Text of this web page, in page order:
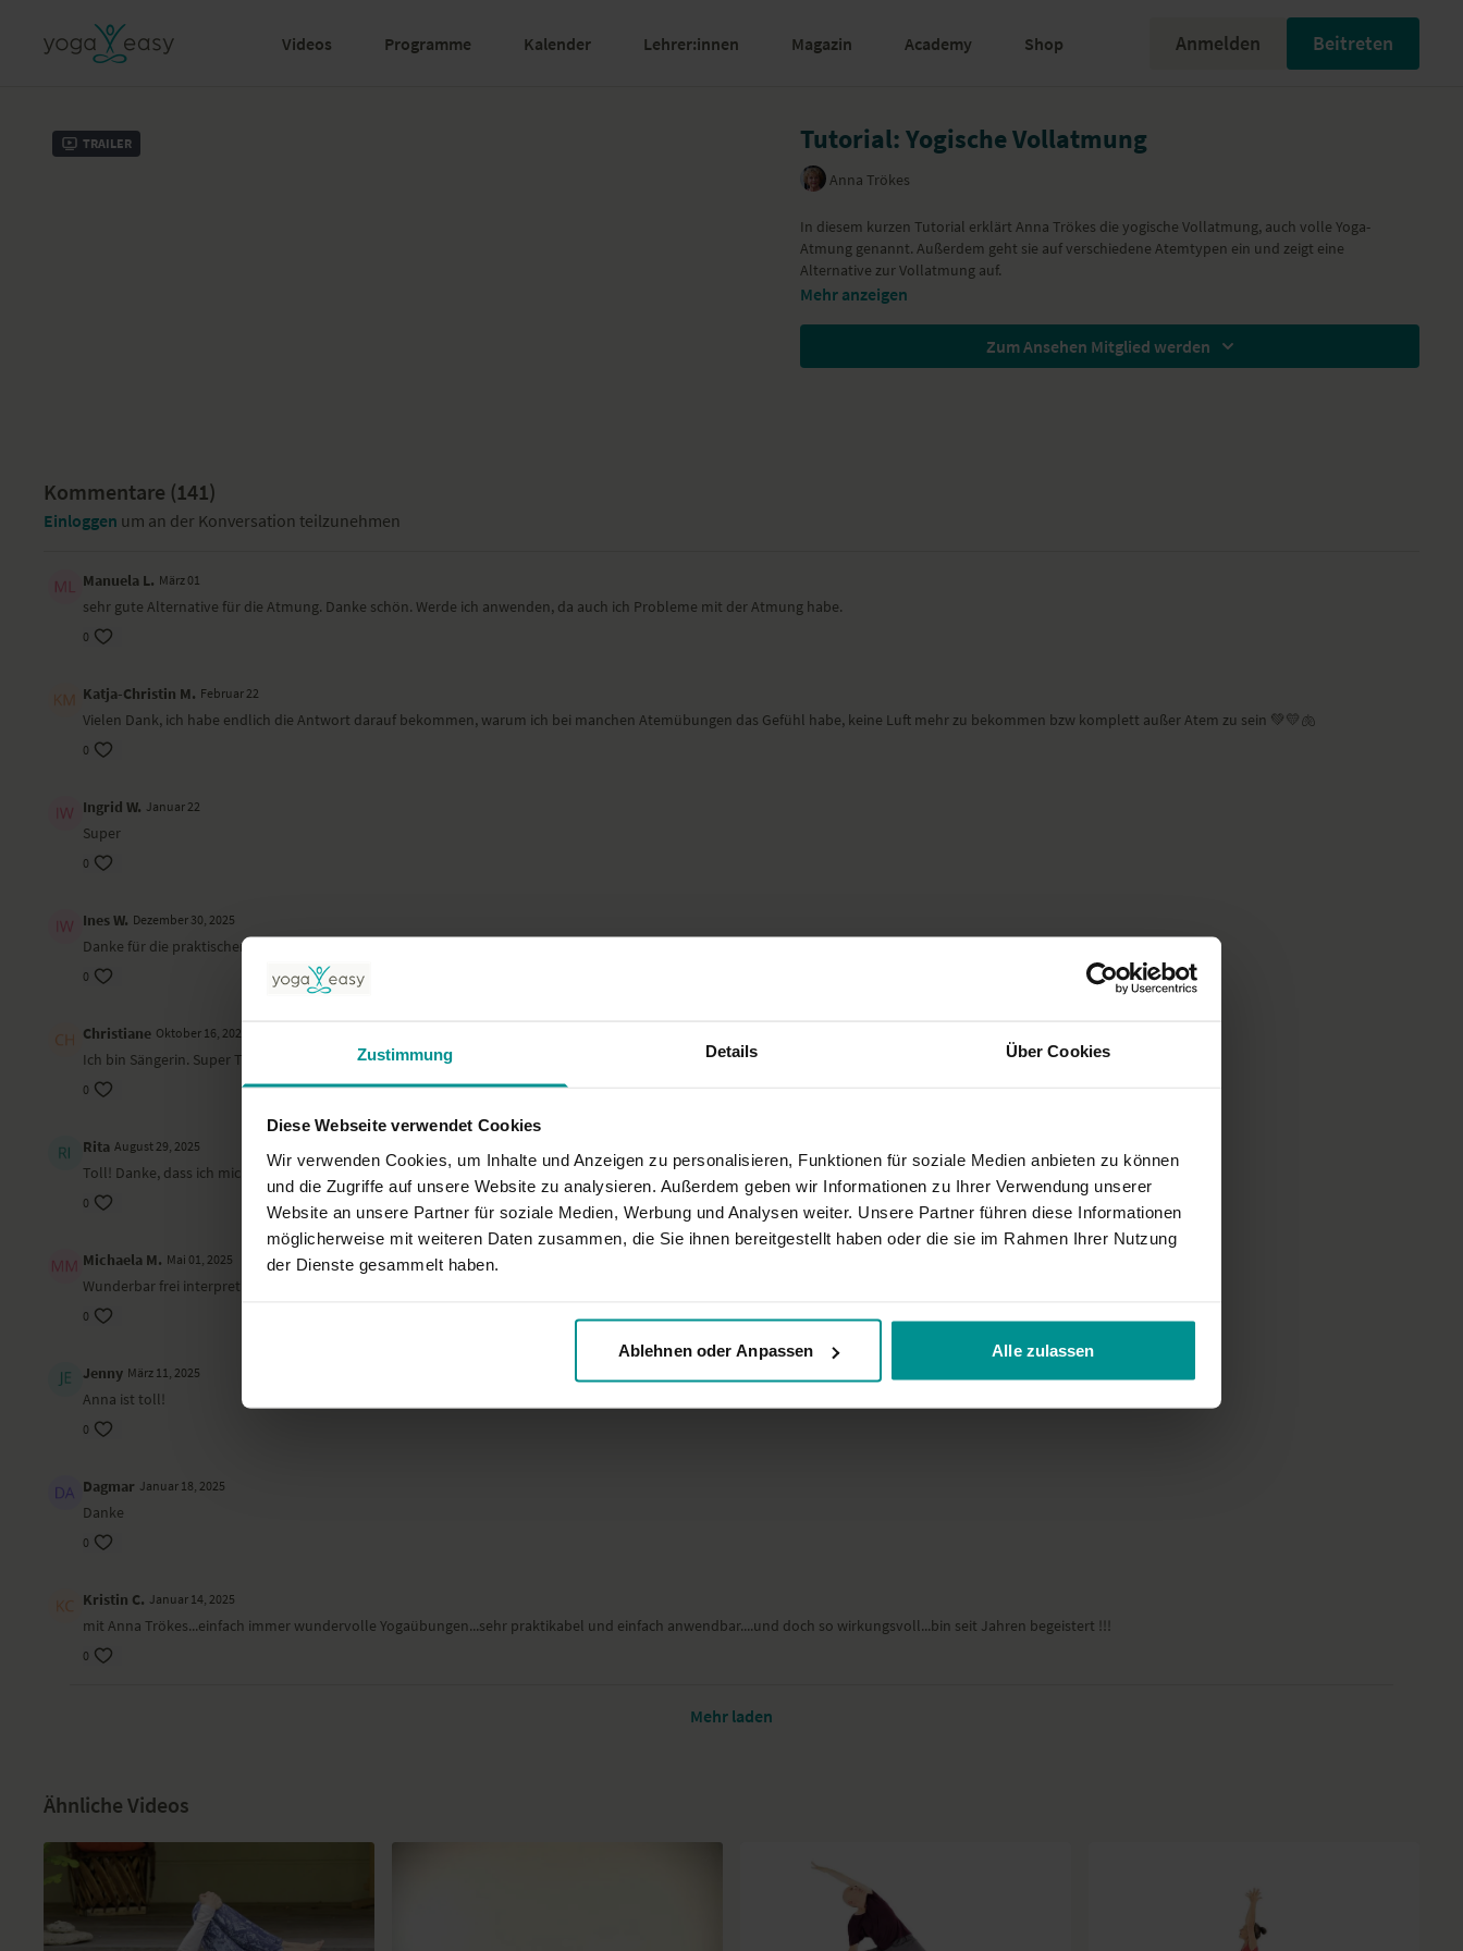
Zustimmung Details Über Cookies
Diese Webseite verwendet Cookies
Wir verwenden Cookies, um Inhalte und Anzeigen zu personalisieren, Funktionen für soziale Medien anbieten zu können
und die Zugriffe auf unsere Website zu analysieren. Außerdem geben wir Informationen zu Ihrer Verwendung unserer
Website an unsere Partner für soziale Medien, Werbung und Analysen weiter. Unsere Partner führen diese Informationen
möglicherweise mit weiteren Daten zusammen, die Sie ihnen bereitgestellt haben oder die sie im Rahmen Ihrer Nutzung
der Dienste gesammelt haben.
Ablehnen oder Anpassen Alle zulassen
Videos Programme Kalender Lehrer:innen Magazin Academy Shop Anmelden Beitreten
Trailer Tutorial: Yogische Vollatmung
Anna Trökes
In diesem kurzen Tutorial erklärt Anna Trökes die yogische Vollatmung, auch volle Yoga-
Atmung genannt. Außerdem geht sie auf verschiedene Atemtypen ein und zeigt eine
Alternative zur Vollatmung auf.
Mehr anzeigen
Zum Ansehen Mitglied werden
Kommentare (141)
Einloggen um an der Konversation teilzunehmen
Manuela L. März 01
sehr gute Alternative für die Atmung. Danke schön. Werde ich anwenden, da auch ich Probleme mit der Atmung habe.
0
Katja-Christin M. Februar 22
Vielen Dank, ich habe endlich die Antwort darauf bekommen, warum ich bei manchen Atemübungen das Gefühl habe, keine Luft mehr zu bekommen bzw komplett außer Atem zu sein 💚💛🫁
0
Ingrid W. Januar 22
Super
0
Ines W. Dezember 30, 2025
Danke für die praktischen und absolut sinnvollen Tipps 😁
0
Christiane Oktober 16, 2025
Ich bin Sängerin. Super Tipp!!! Werde ich weitergeben.
0
Rita August 29, 2025
Toll! Danke, dass ich mich nicht mehr quälen muss. 💛
0
Michaela M. Mai 01, 2025
Wunderbar frei interpretiert, danke.
0
Jenny März 11, 2025
Anna ist toll!
0
Dagmar Januar 18, 2025
Danke
0
Kristin C. Januar 14, 2025
mit Anna Trökes...einfach immer wundervolle Yogaübungen...sehr praktikabel und einfach anwendbar....und doch so wirkungsvoll...bin seit Jahren begeistert !!!
0
Mehr laden
Ähnliche Videos